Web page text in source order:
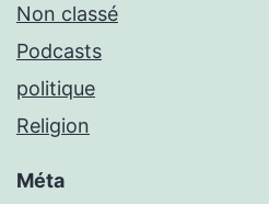
Non classé
Podcasts
politique
Religion
Méta